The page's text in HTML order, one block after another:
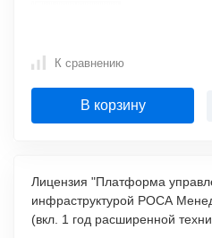
К сравнению
В корзину
Лицензия "Платформа
инфраструктурой РОСА
(вкл. 1 год расширенной